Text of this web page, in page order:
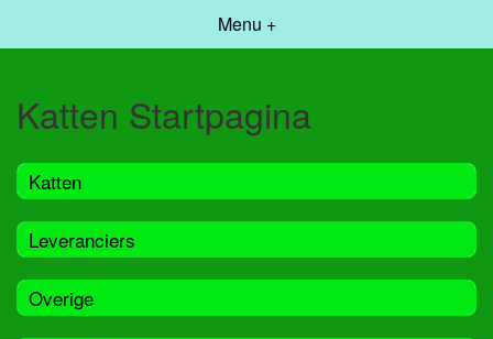
Menu +
Katten Startpagina
Katten
Leveranciers
Overige